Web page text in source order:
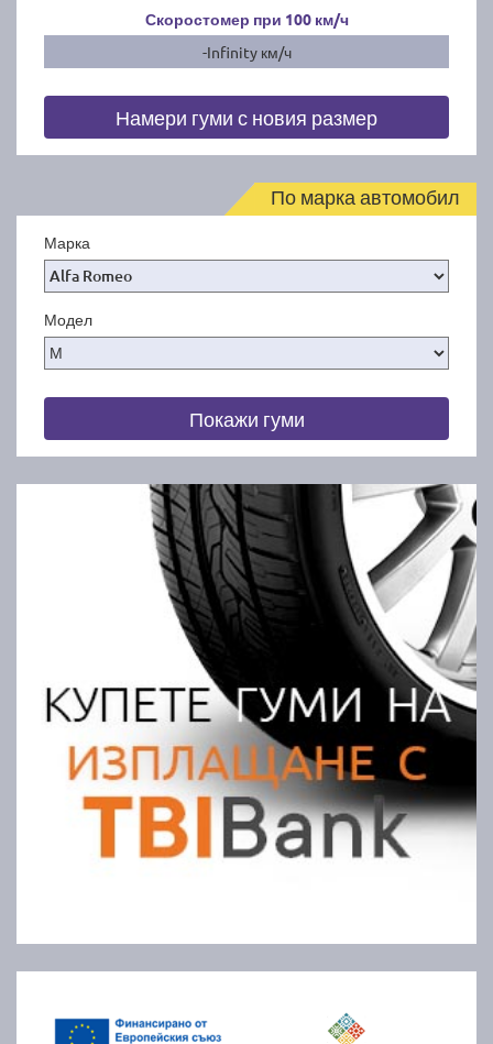
Скоростомер при 100 км/ч
-Infinity км/ч
Намери гуми с новия размер
По марка автомобил
Марка
Модел
Покажи гуми